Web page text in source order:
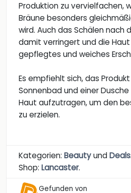
Produktion zu vervielfachen,
Bräune besonders
wird. Auch das Schälen nach
damit verringert und die
gepflegtes und weiches
Es empfiehlt sich, das
Sonnenbad und einer
Haut aufzutragen, um den
zu erzielen.
Kategorien: BeautyundDeals.
Shop: Lancaster.
Gefunden von